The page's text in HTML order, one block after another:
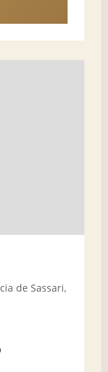
de Sassari,